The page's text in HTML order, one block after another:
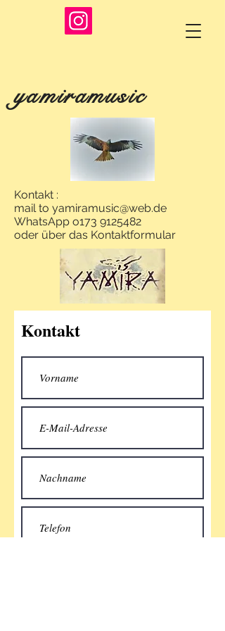
yamiramusic
Kontakt :
mail to yamiramusic@web.de
WhatsApp o173 9125482
oder über das Kontaktformular
Kontakt